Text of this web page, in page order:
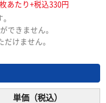
あたり+税込330円
できません。
けません。
単価（税込）